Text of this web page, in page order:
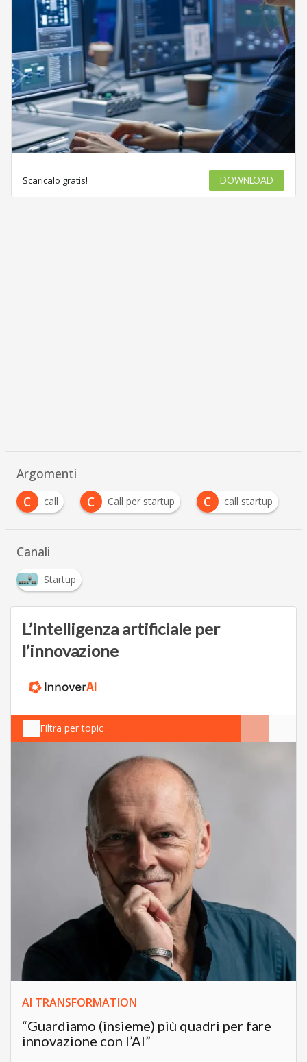
Scaricalo gratis! DOWNLOAD
Argomenti
C
Call per startup C call startup I IAG
Canali
Startup
L’intelligenza artificiale per
l’innovazione
Filtra per topic
AI TRANSFORMATION
“Guardiamo (insieme) più quadri per fare
innovazione con l’AI”